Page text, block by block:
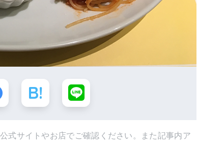
式サイトやお店でご確認ください。また記事内ア